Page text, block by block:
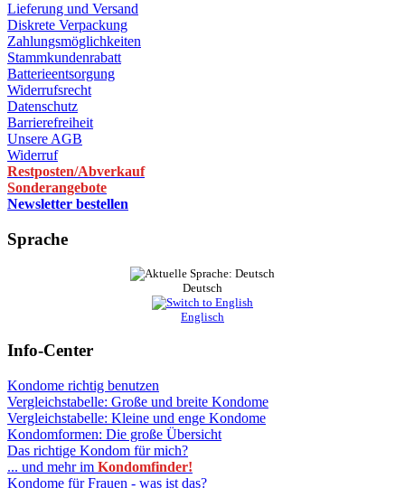
Lieferung und Versand
Diskrete Verpackung
Zahlungsmöglichkeiten
Stammkundenrabatt
Batterieentsorgung
Widerrufsrecht
Datenschutz
Barrierefreiheit
Unsere AGB
Widerruf
Restposten/Abverkauf
Sonderangebote
Newsletter bestellen
Sprache
Deutsch
Englisch
Info-Center
Kondome richtig benutzen
Vergleichstabelle: Große und breite Kondome
Vergleichstabelle: Kleine und enge Kondome
Kondomformen: Die große Übersicht
Das richtige Kondom für mich?
... und mehr im Kondomfinder!
Kondome für Frauen - was ist das?